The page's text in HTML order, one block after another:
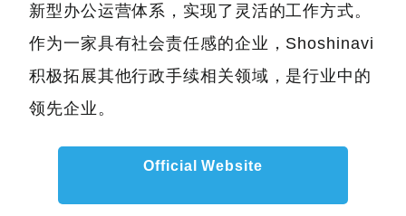
新型办公运营体系，实现了灵活的工作方式。
作为一家具有社会责任感的企业，Shoshinavi
积极拓展其他行政手续相关领域，是行业中的
领先企业。
Official Website